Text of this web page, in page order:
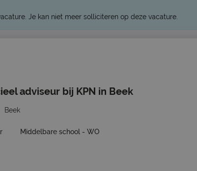
Je kan niet meer solliciteren op deze vacature.
adviseur bij KPN in Beek
Beek
Middelbare school - WO